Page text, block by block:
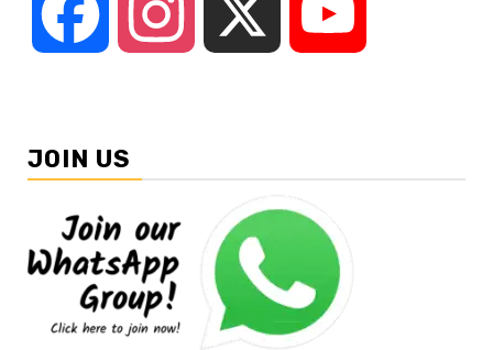
Facebook Instagram
JOIN US